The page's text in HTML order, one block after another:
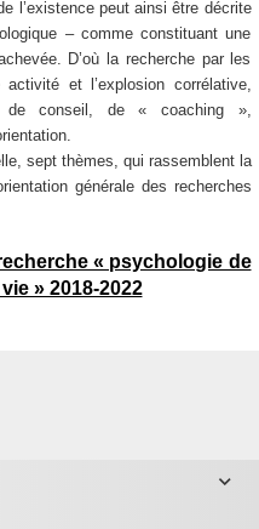
l’existence peut ainsi être décrite
– comme constituant une
D’où la recherche par les
et l’explosion corrélative,
de conseil, de « coaching »,
sept thèmes, qui rassemblent la
générale des recherches
« psychologie de
» 2018-2022